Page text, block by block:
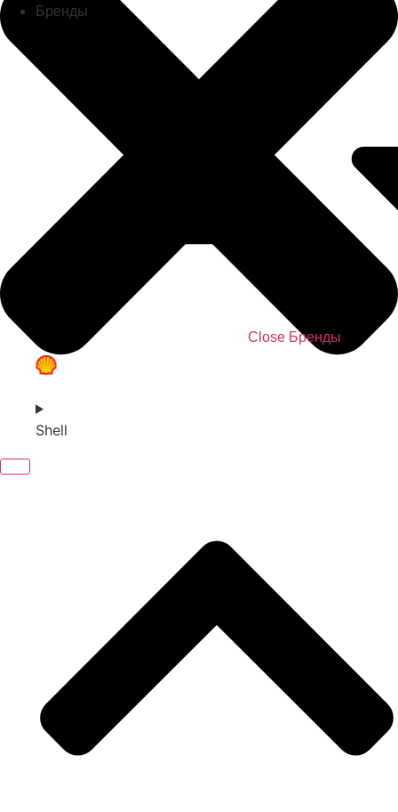
Бренды
Close Бренды
Shell